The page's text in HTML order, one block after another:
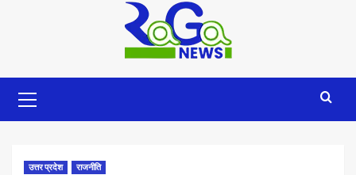
उत्तर प्रदेश राजनीति